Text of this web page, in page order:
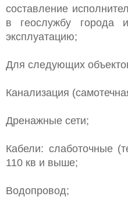
составление
в геослужбу города
эксплуатацию;
Для следующих
Канализация
Дренажные сети;
Кабели: слаботочные
110 кв и выше;
Водопровод;